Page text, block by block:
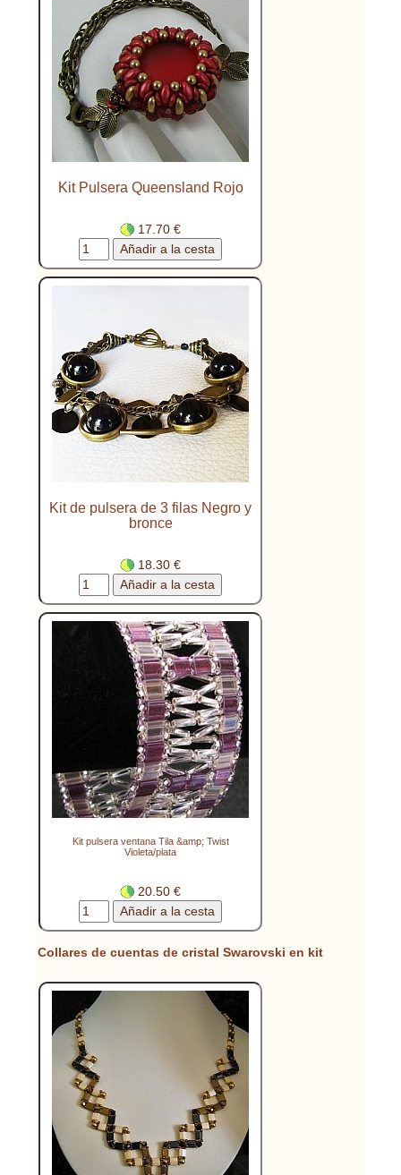
Kit Pulsera Queensland Rojo
17.70 €
Kit de pulsera de 3 filas Negro y
bronce
18.30 €
Kit pulsera ventana Tila &amp; Twist
Violeta/plata
20.50 €
Collares de cuentas de cristal Swarovski en kit